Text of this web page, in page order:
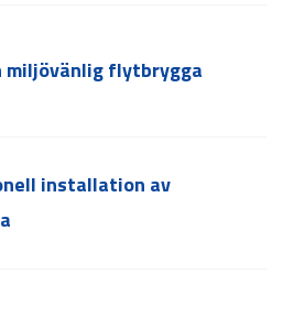
miljövänlig flytbrygga
installation av